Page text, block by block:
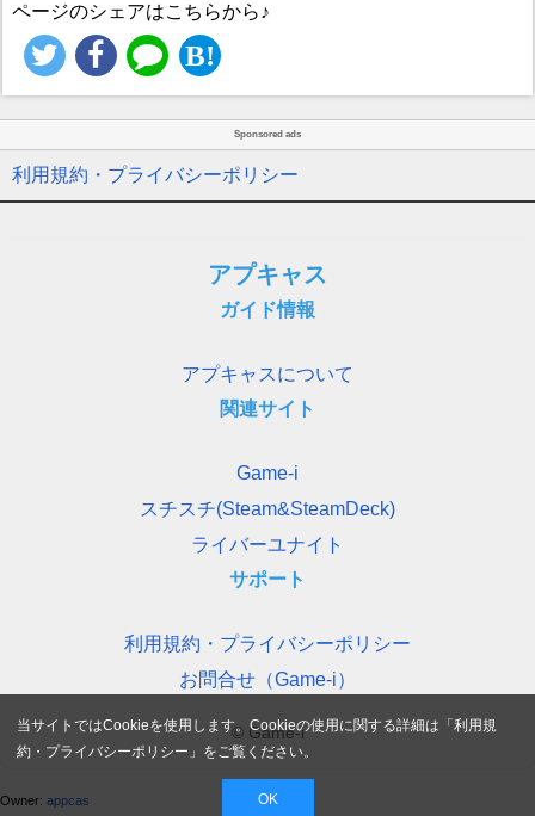
ページのシェアはこちらから♪
Sponsored ads
利用規約・プライバシーポリシー
アプキャス
ガイド情報
アプキャスについて
関連サイト
Game-i
スチスチ(Steam&SteamDeck)
ライバーユナイト
サポート
利用規約・プライバシーポリシー
お問合せ（Game-i）
© Game-i
Owner: appcas
当サイトではCookieを使用します。Cookieの使用に関する詳細は「利用規
約・プライバシーポリシー 」をご覧ください。
OK